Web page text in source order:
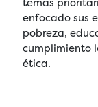
enfocado sus
pobreza,
cumplimiento
ética.